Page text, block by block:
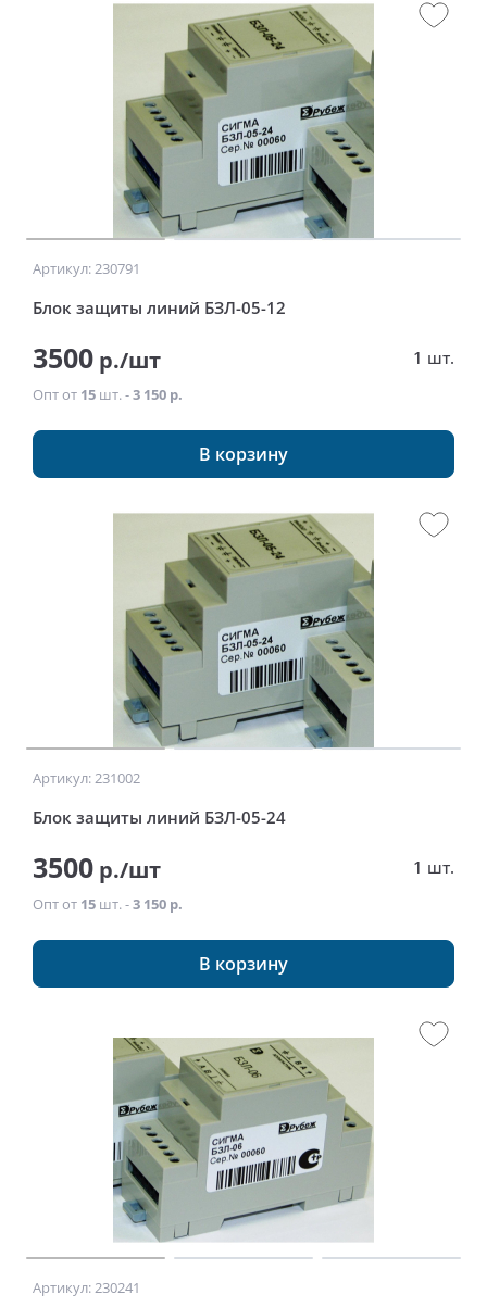
Артикул: 230791
Блок защиты линий БЗЛ-05-12
3500 р./шт 1 шт.
Опт от 15 шт. -3 150 р.
В корзину
Артикул: 231002
Блок защиты линий БЗЛ-05-24
3500 р./шт 1 шт.
Опт от 15 шт. -3 150 р.
В корзину
Артикул: 230241